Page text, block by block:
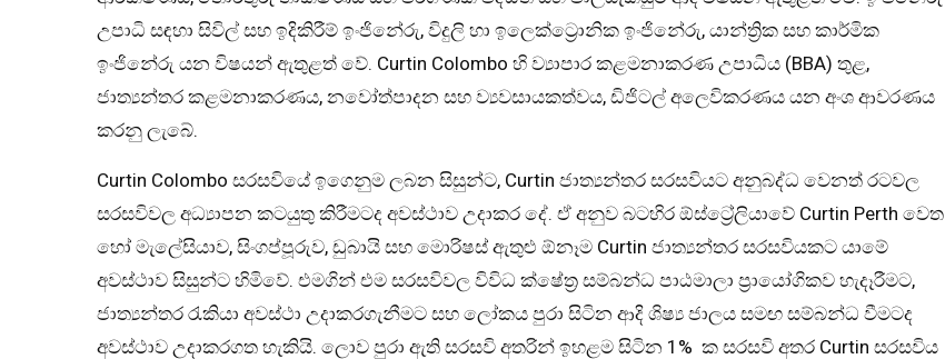
උපාධි සඳහා සිවිල් සහ ඉදිකිරීම් ඉංජිනේරු, විදුලි හා ඉලෙක්ට්‍රොනික ඉංජිනේරු, යාන්ත්‍රික සහ කාර්මික
ඉංජිනේරු යන විෂයන් ඇතුළත් වේ. Curtin Colombo හි ව්‍යාපාර කළමනාකරණ උපාධිය (BBA) තුළ,
ජාත්‍යන්තර කළමනාකරණය, නවෝත්පාදන සහ ව්‍යවසායකත්වය, ඩිජිටල් අලෙවිකරණය යන අංශ ආවරණය
කරනු ලැබේ.
Curtin Colombo සරසවියේ ඉගෙනුම ලබන සිසුන්ට, Curtin ජාත්‍යන්තර සරසවියට අනුබද්ධ වෙනත් රටවල
සරසවිවල අධ්‍යාපන කටයුතු කිරීමටද අවස්ථාව උදාකර දේ. ඒ අනුව බටහිර ඕස්ට්‍රේලියාවේ Curtin Perth වෙත
හෝ මැලේසියාව, සිංගප්පූරුව, ඩුබායි සහ මොරිෂස් ඇතුළු ඕනෑම Curtin ජාත්‍යන්තර සරසවියකට යාමේ
අවස්ථාව සිසුන්ට හිමිවේ. එමගින් එම සරසවිවල විවිධ ක්ෂේත්‍ර සම්බන්ධ පාඨමාලා ප්‍රායෝගිකව හැදෑරීමට,
ජාත්‍යන්තර රැකියා අවස්ථා උදාකරගැනීමට සහ ලෝකය පුරා සිටින ආදි ශිෂ්‍ය ජාලය සමඟ සම්බන්ධ වීමටද
අවස්ථාව උදාකරගත හැකියි. ලොව පුරා ඇති සරසවි අතරින් ඉහළම සිටින 1% ක සරසවි අතර Curtin සරසවිය